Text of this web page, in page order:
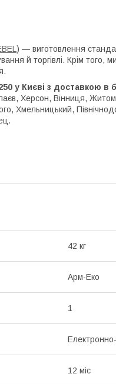
) — виготовлення
й торгівлі. Крім того,
у Києві з доставкою в
Херсон, Вінниця,
Хмельницький,
42 кг
Арм-Еко
1
12 міс